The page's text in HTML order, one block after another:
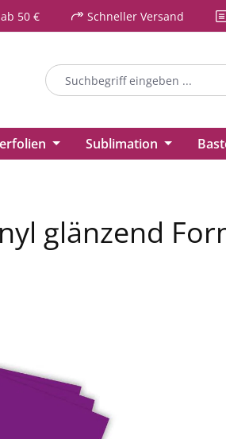
50 € Schneller Versand
Sublimation
glänzend